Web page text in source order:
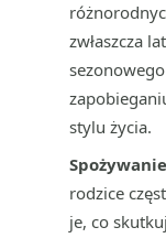
zwłaszcza
stylu życia.
rodzice
je, co